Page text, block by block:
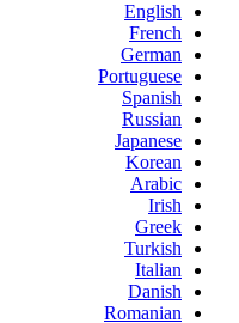
English
French
German
Portuguese
Spanish
Russian
Japanese
Korean
Arabic
Irish
Greek
Turkish
Italian
Danish
Romanian